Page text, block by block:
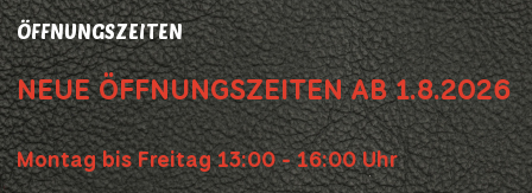
ÖFFNUNGSZEITEN
NEUE ÖFFNUNGSZEITEN AB 1.8.2026
Montag bis Freitag 13:00 - 16:00 Uhr